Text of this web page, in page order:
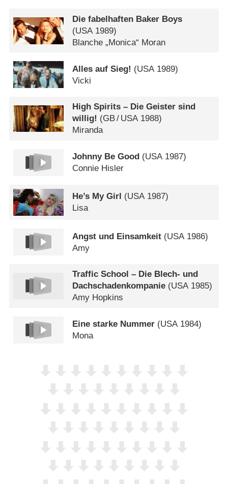
Die fabelhaften Baker Boys
(USA 1989)
Blanche „Monica“ Moran
Alles auf Sieg! (USA 1989)
Vicki
High Spirits – Die Geister sind
willig! (GB/ USA1988)
Miranda
Johnny Be Good (USA1987)
Connie Hisler
He’s My Girl (USA1987)
Lisa
Angst und Einsamkeit (USA 1986)
Amy
Traffic School – Die Blech- und
Dachschadenkompanie (USA1985)
Amy Hopkins
Eine starke Nummer (USA1984)
Mona